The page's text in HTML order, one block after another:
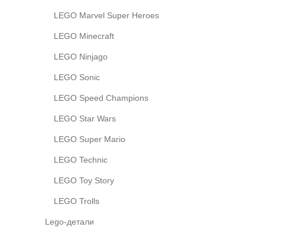
LEGO Marvel Super Heroes
LEGO Minecraft
LEGO Ninjago
LEGO Sonic
LEGO Speed Champions
LEGO Star Wars
LEGO Super Mario
LEGO Technic
LEGO Toy Story
LEGO Trolls
Lego-детали